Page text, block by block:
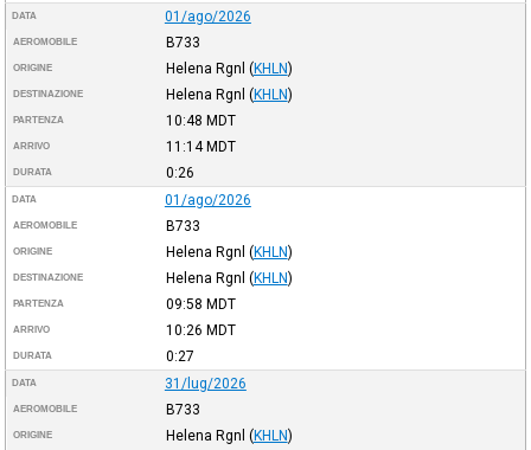
DATA 01/ago/2026
AEROMOBILE B733
ORIGINE Helena Rgnl (KHLN)
DESTINAZIONE Helena Rgnl (KHLN)
PARTENZA 10:48 MDT
ARRIVO 11:14 MDT
DURATA 0:26
DATA 01/ago/2026
AEROMOBILE B733
ORIGINE Helena Rgnl (KHLN)
DESTINAZIONE Helena Rgnl (KHLN)
PARTENZA 09:58 MDT
ARRIVO 10:26 MDT
DURATA 0:27
DATA 31/lug/2026
AEROMOBILE B733
ORIGINE Helena Rgnl (KHLN)